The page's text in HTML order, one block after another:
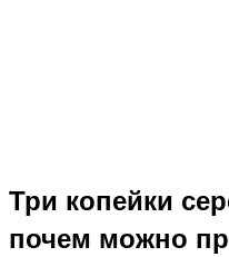
Три копейки
почем можно